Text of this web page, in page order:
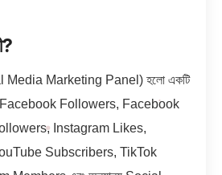
Marketing Panel) হলো একটি
Facebook Followers, Facebook
Instagram Likes,
Subscribers, TikTok